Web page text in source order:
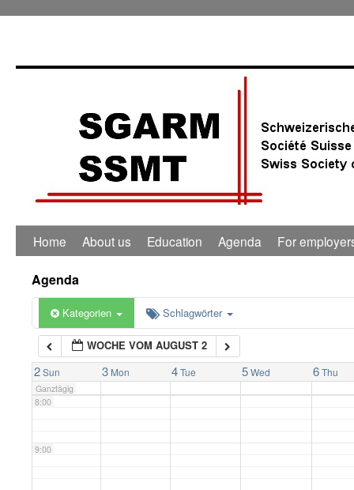
Home About us Education Agenda For
Agenda
Kategorien Schlagwörter
WOCHE VOM AUGUST 2
2 Sun 3 Mon 4 Tue 5 Wed 6 Thu
Ganztägig
1:00
5:00
7:00
8:00
9:00